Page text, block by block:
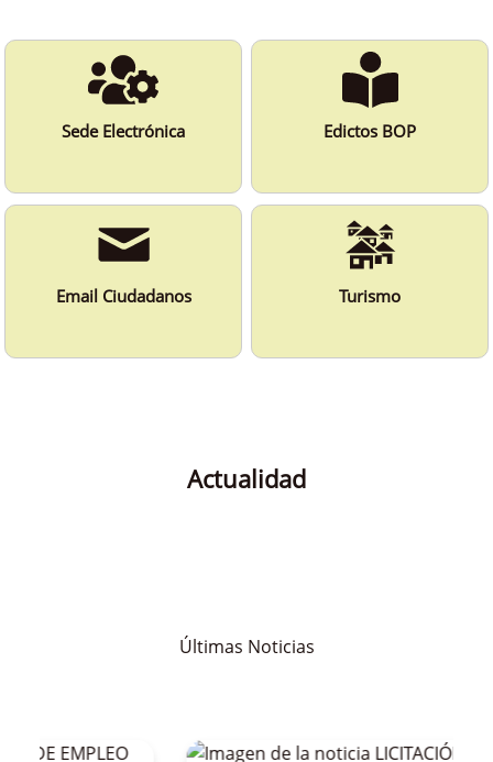
Sede Electrónica Edictos BOP
Email Ciudadanos Turismo
Actualidad
Últimas Noticias